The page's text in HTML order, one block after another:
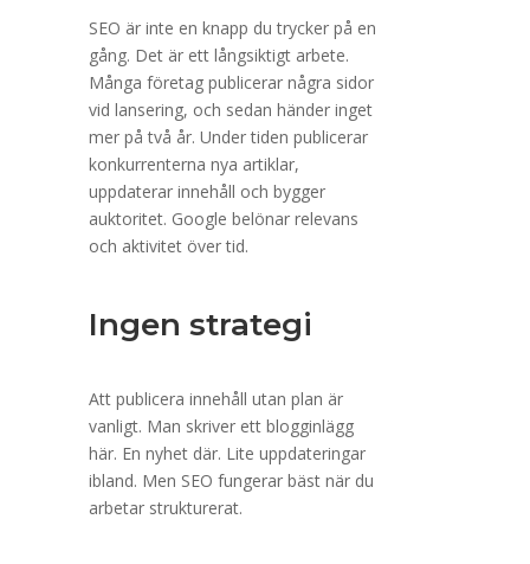
SEO är inte en knapp du trycker på en
gång. Det är ett långsiktigt arbete.
Många företag publicerar några sidor
vid lansering, och sedan händer inget
mer på två år. Under tiden publicerar
konkurrenterna nya artiklar,
uppdaterar innehåll och bygger
auktoritet. Google belönar relevans
och aktivitet över tid.
Ingen strategi
Att publicera innehåll utan plan är
vanligt. Man skriver ett blogginlägg
här. En nyhet där. Lite uppdateringar
ibland. Men SEO fungerar bäst när du
arbetar strukturerat.